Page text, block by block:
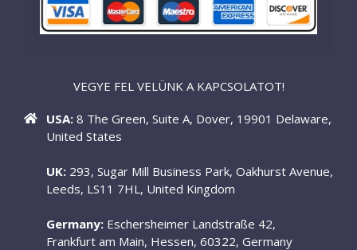
VEGYE FEL VELÜNK A KAPCSOLATOT!
USA: 8 The Green, Suite A, Dover, 19901 Delaware,
United States
UK: 293, Sugar Mill Business Park, Oakhurst Avenue,
Leeds, LS11 7HL, United Kingdom
Germany: Eschersheimer Landstraße 42,
Frankfurt am Main, Hessen, 60322, Germany